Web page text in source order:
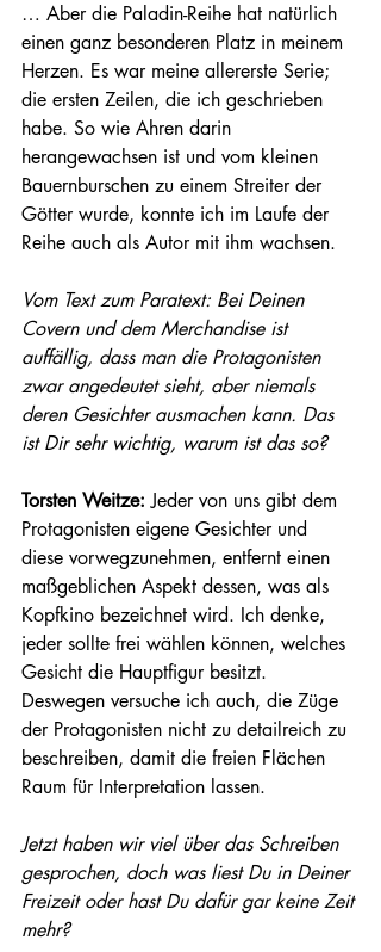
… Aber die Paladin-Reihe hat natürlich
einen ganz besonderen Platz in meinem
Herzen. Es war meine allererste Serie;
die ersten Zeilen, die ich geschrieben
habe. So wie Ahren darin
herangewachsen ist und vom kleinen
Bauernburschen zu einem Streiter der
Götter wurde, konnte ich im Laufe der
Reihe auch als Autor mit ihm wachsen.
Vom Text zum Paratext: Bei Deinen
Covern und dem Merchandise ist
auffällig, dass man die Protagonisten
zwar angedeutet sieht, aber niemals
deren Gesichter ausmachen kann. Das
ist Dir sehr wichtig, warum ist das so?
Torsten Weitze: Jeder von uns gibt dem
Protagonisten eigene Gesichter und
diese vorwegzunehmen, entfernt einen
maßgeblichen Aspekt dessen, was als
Kopfkino bezeichnet wird. Ich denke,
jeder sollte frei wählen können, welches
Gesicht die Hauptfigur besitzt.
Deswegen versuche ich auch, die Züge
der Protagonisten nicht zu detailreich zu
beschreiben, damit die freien Flächen
Raum für Interpretation lassen.
Jetzt haben wir viel über das Schreiben
gesprochen, doch was liest Du in Deiner
Freizeit oder hast Du dafür gar keine Zeit
mehr?